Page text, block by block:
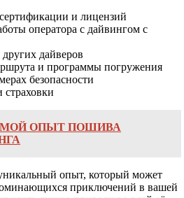
и лицензий
оператора с дайвингом с
дайверов
и программы погружения
безопасности
МОЙ ОПЫТ ПОШИВА
опыт, который может
приключений в вашей